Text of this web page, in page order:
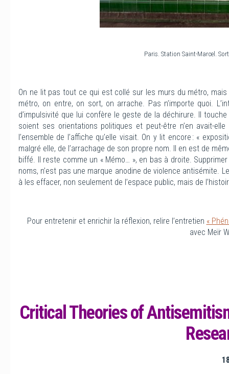
Paris. Station Saint-Marcel.
On ne lit pas tout ce qui est collé sur les murs du métro,
métro, on entre, on sort, on arrache. Pas n’importe quoi.
d’impulsivité que lui confère le geste de la déchirure. Il
soient ses orientations politiques et peut-être n’en avait-
l’ensemble de l’affiche qu’elle visait. On y lit encore : «
malgré elle, de l’arrachage de son propre nom. Il en est de
biffé. Il reste comme un « Mémo… », en bas à droite.
noms, n’est pas une marque anodine de violence antisémite.
à les effacer, non seulement de l’espace public, mais de
Pour entretenir et enrichir la réflexion, relire l’entretien «
avec Meïr
Critical Theories of